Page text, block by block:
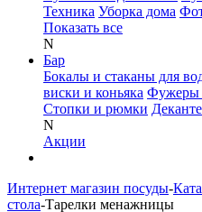
Техника Уборка дома
Показать все
N
Бар
Бокалы и стаканы для
виски и коньяка Фужеры
Стопки и рюмки
N
Акции
Интернет магазин посуды-
стола-Тарелки менажницы